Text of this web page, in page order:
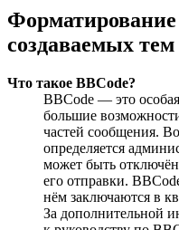
создаваемых тем
Что такое BBCode?
BBCode — это
большие
частей сообщения.
определяется
может быть
его отправки.
нём заключаются в
За дополнительной